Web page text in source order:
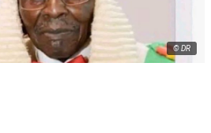
© DR